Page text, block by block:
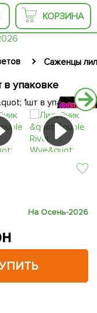
КОРЗИНА
Саженцы
в упаковке
На Осень-2026